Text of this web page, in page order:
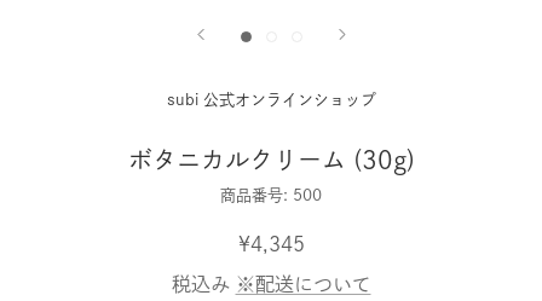
subi 公式オンラインショップ
ボタニカルクリーム (30g)
商品番号: 500
¥4,345
税込み ※配送について